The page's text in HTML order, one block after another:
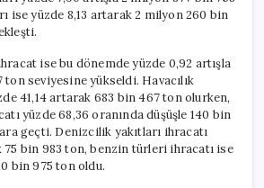
ise yüzde 8,13 artarak 2 milyon 260 bin
ise bu dönemde yüzde 0,92 artışla
seviyesine yükseldi. Havacılık
41,14 artarak 683 bin 467 ton olurken,
yüzde 68,36 oranında düşüşle 140 bin
geçti. Denizcilik yakıtları ihracatı
75 bin 983 ton, benzin türleri ihracatı ise
bin 975 ton oldu.